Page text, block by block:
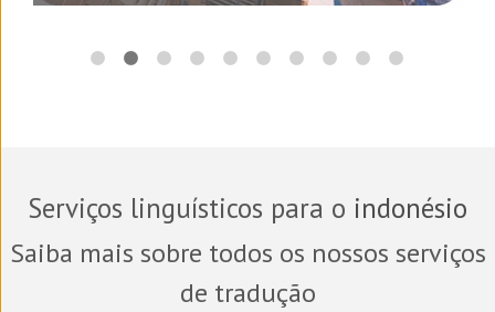
Serviços linguísticos para o indonésio
Saiba mais sobre todos os nossos serviços
de tradução